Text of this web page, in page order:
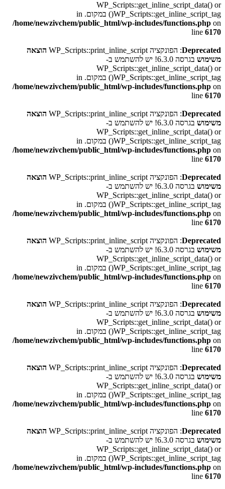
WP_Scripts::get_inline_script_data() or
WP_Scripts::get_inline_script_tag() במקום. in
/home/newzivchem/public_html/wp-includes/functions.php on
line 6170
Deprecated: הפונקציה WP_Scripts::print_inline_script
הוצאה
משימוש
בגרסה 6.3.0! יש להשתמש ב-
WP_Scripts::get_inline_script_data() or
WP_Scripts::get_inline_script_tag() במקום. in
/home/newzivchem/public_html/wp-includes/functions.php on
line 6170
Deprecated: הפונקציה WP_Scripts::print_inline_script
הוצאה
משימוש
בגרסה 6.3.0! יש להשתמש ב-
WP_Scripts::get_inline_script_data() or
WP_Scripts::get_inline_script_tag() במקום. in
/home/newzivchem/public_html/wp-includes/functions.php on
line 6170
Deprecated: הפונקציה WP_Scripts::print_inline_script
הוצאה
משימוש
בגרסה 6.3.0! יש להשתמש ב-
WP_Scripts::get_inline_script_data() or
WP_Scripts::get_inline_script_tag() במקום. in
/home/newzivchem/public_html/wp-includes/functions.php on
line 6170
Deprecated: הפונקציה WP_Scripts::print_inline_script
הוצאה
משימוש
בגרסה 6.3.0! יש להשתמש ב-
WP_Scripts::get_inline_script_data() or
WP_Scripts::get_inline_script_tag() במקום. in
/home/newzivchem/public_html/wp-includes/functions.php on
line 6170
Deprecated: הפונקציה WP_Scripts::print_inline_script
הוצאה
משימוש
בגרסה 6.3.0! יש להשתמש ב-
WP_Scripts::get_inline_script_data() or
WP_Scripts::get_inline_script_tag() במקום. in
/home/newzivchem/public_html/wp-includes/functions.php on
line 6170
Deprecated: הפונקציה WP_Scripts::print_inline_script
הוצאה
משימוש
בגרסה 6.3.0! יש להשתמש ב-
WP_Scripts::get_inline_script_data() or
WP_Scripts::get_inline_script_tag() במקום. in
/home/newzivchem/public_html/wp-includes/functions.php on
line 6170
Deprecated: הפונקציה WP_Scripts::print_inline_script
הוצאה
משימוש
בגרסה 6.3.0! יש להשתמש ב-
WP_Scripts::get_inline_script_data() or
WP_Scripts::get_inline_script_tag() במקום. in
/home/newzivchem/public_html/wp-includes/functions.php on
line 6170